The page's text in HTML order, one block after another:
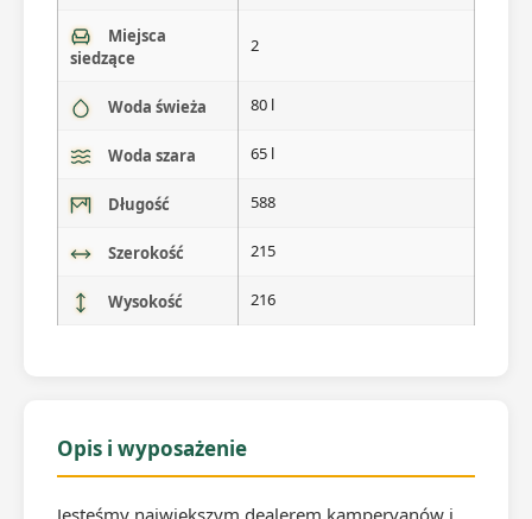
Miejsca
siedzące
2
Woda świeża 80 l
Woda szara 65 l
Długość 588
Szerokość 215
Wysokość 216
Opis i wyposażenie